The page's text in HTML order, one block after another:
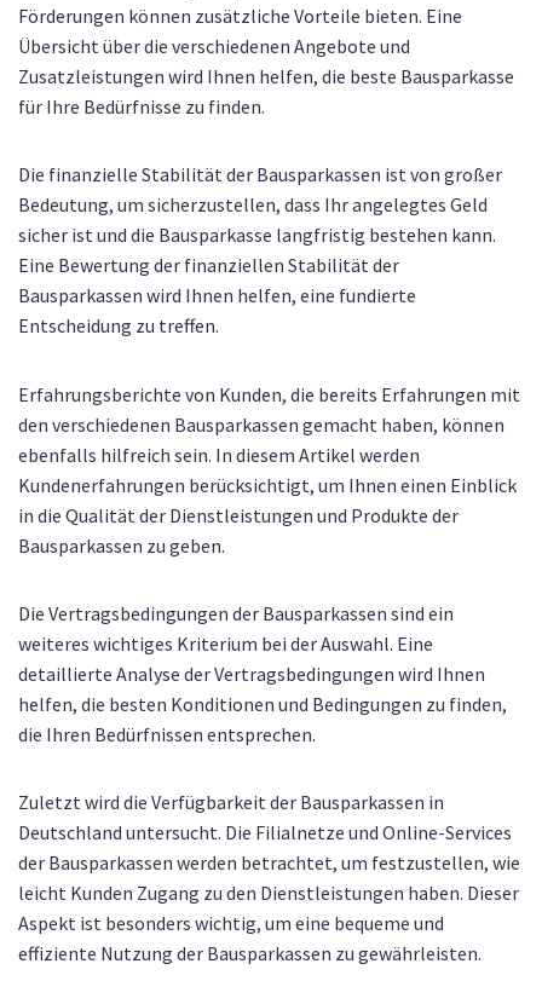
Förderungen können zusätzliche Vorteile bieten. Eine
Übersicht über die verschiedenen Angebote und
Zusatzleistungen wird Ihnen helfen, die beste Bausparkasse
für Ihre Bedürfnisse zu finden.
Die finanzielle Stabilität der Bausparkassen ist von großer
Bedeutung, um sicherzustellen, dass Ihr angelegtes Geld
sicher ist und die Bausparkasse langfristig bestehen kann.
Eine Bewertung der finanziellen Stabilität der
Bausparkassen wird Ihnen helfen, eine fundierte
Entscheidung zu treffen.
Erfahrungsberichte von Kunden, die bereits Erfahrungen mit
den verschiedenen Bausparkassen gemacht haben, können
ebenfalls hilfreich sein. In diesem Artikel werden
Kundenerfahrungen berücksichtigt, um Ihnen einen Einblick
in die Qualität der Dienstleistungen und Produkte der
Bausparkassen zu geben.
Die Vertragsbedingungen der Bausparkassen sind ein
weiteres wichtiges Kriterium bei der Auswahl. Eine
detaillierte Analyse der Vertragsbedingungen wird Ihnen
helfen, die besten Konditionen und Bedingungen zu finden,
die Ihren Bedürfnissen entsprechen.
Zuletzt wird die Verfügbarkeit der Bausparkassen in
Deutschland untersucht. Die Filialnetze und Online-Services
der Bausparkassen werden betrachtet, um festzustellen, wie
leicht Kunden Zugang zu den Dienstleistungen haben. Dieser
Aspekt ist besonders wichtig, um eine bequeme und
effiziente Nutzung der Bausparkassen zu gewährleisten.